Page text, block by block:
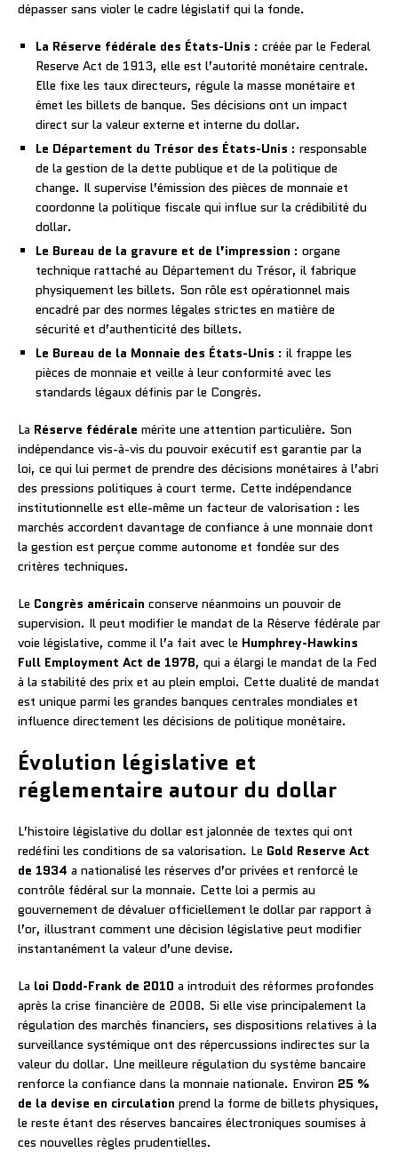
dépasser sans violer le cadre législatif qui la fonde.
La Réserve fédérale des États-Unis : créée par le Federal
Reserve Act de 1913, elle est l’autorité monétaire centrale.
Elle fixe les taux directeurs, régule la masse monétaire et
émet les billets de banque. Ses décisions ont un impact
direct sur la valeur externe et interne du dollar.
Le Département du Trésor des États-Unis : responsable
de la gestion de la dette publique et de la politique de
change. Il supervise l’émission des pièces de monnaie et
coordonne la politique fiscale qui influe sur la crédibilité du
dollar.
Le Bureau de la gravure et de l’impression : organe
technique rattaché au Département du Trésor, il fabrique
physiquement les billets. Son rôle est opérationnel mais
encadré par des normes légales strictes en matière de
sécurité et d’authenticité des billets.
Le Bureau de la Monnaie des États-Unis : il frappe les
pièces de monnaie et veille à leur conformité avec les
standards légaux définis par le Congrès.
La Réserve fédérale mérite une attention particulière. Son
indépendance vis-à-vis du pouvoir exécutif est garantie par la
loi, ce qui lui permet de prendre des décisions monétaires à l’abri
des pressions politiques à court terme. Cette indépendance
institutionnelle est elle-même un facteur de valorisation : les
marchés accordent davantage de confiance à une monnaie dont
la gestion est perçue comme autonome et fondée sur des
critères techniques.
Le Congrès américain conserve néanmoins un pouvoir de
supervision. Il peut modifier le mandat de la Réserve fédérale par
voie législative, comme il l’a fait avec le Humphrey-Hawkins
Full Employment Act de 1978, qui a élargi le mandat de la Fed
à la stabilité des prix et au plein emploi. Cette dualité de mandat
est unique parmi les grandes banques centrales mondiales et
influence directement les décisions de politique monétaire.
Évolution législative et
réglementaire autour du dollar
L’histoire législative du dollar est jalonnée de textes qui ont
redéfini les conditions de sa valorisation. Le Gold Reserve Act
de 1934 a nationalisé les réserves d’or privées et renforcé le
contrôle fédéral sur la monnaie. Cette loi a permis au
gouvernement de dévaluer officiellement le dollar par rapport à
l’or, illustrant comment une décision législative peut modifier
instantanément la valeur d’une devise.
La loi Dodd-Frank de 2010 a introduit des réformes profondes
après la crise financière de 2008. Si elle vise principalement la
régulation des marchés financiers, ses dispositions relatives à la
surveillance systémique ont des répercussions indirectes sur la
valeur du dollar. Une meilleure régulation du système bancaire
renforce la confiance dans la monnaie nationale. Environ 25 %
de la devise en circulation prend la forme de billets physiques,
le reste étant des réserves bancaires électroniques soumises à
ces nouvelles règles prudentielles.